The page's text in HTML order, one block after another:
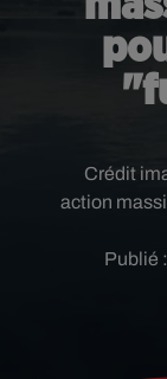
Publié
Crédit
action